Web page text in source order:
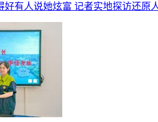
好有人说她炫富 记者实地探访还原